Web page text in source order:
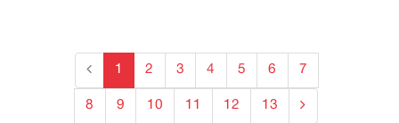
1 2 3 4 5 6 7
8 9 10 11 12 13